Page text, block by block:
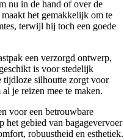
nu in de hand of over de
het gemakkelijk om te
terwijl hij toch een goede
een verzorgd ontwerp,
is voor stedelijk
tijdloze silhoutte zorgt voor
je reizen mee te maken.
voor een betrouwbare
het gebied van bagagevervoer
robuustheid en esthetiek.